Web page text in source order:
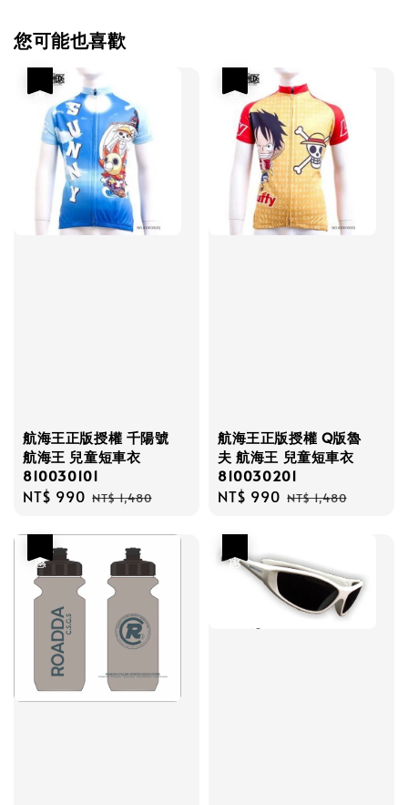
您可能也喜歡
航海王正版授權 千陽號
航海王 兒童短車衣
810030101
Sale
NT$ 990 Regular
NT$ 1,480
航海王正版授權 Q版魯
夫 航海王 兒童短車衣
810030201
Sale
NT$ 990 Regular
NT$ 1,480